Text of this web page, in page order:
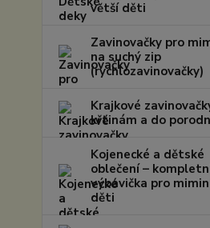
větší děti
Zavinovačky pro
na suchý zip
(rychlozavinovačky)
Krajkové
křtinám a do
Kojenecké a dětské
oblečení –
výbavička pro
děti